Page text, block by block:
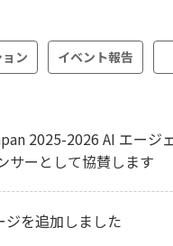
ン イベント報告
2025-2026 AI エー
サーとして協賛します
ジを追加しました